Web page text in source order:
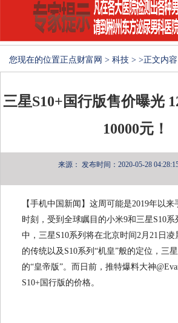
您现在的位置正点财富网 > 科技 > >正文内容
三星S10+国行版售价曝光
10000元！
来源： 发布时间：2020-05-28
【手机中国新闻】这周可能是2019年以
时刻，受到全球瞩目的小米9和三星S10
中，三星S10系列将在北京时间2月21日
的传统以及S10系列“机皇”般的定位，三
的“皇帝版”。而日前，推特爆料大神
S10+国行版的价格。